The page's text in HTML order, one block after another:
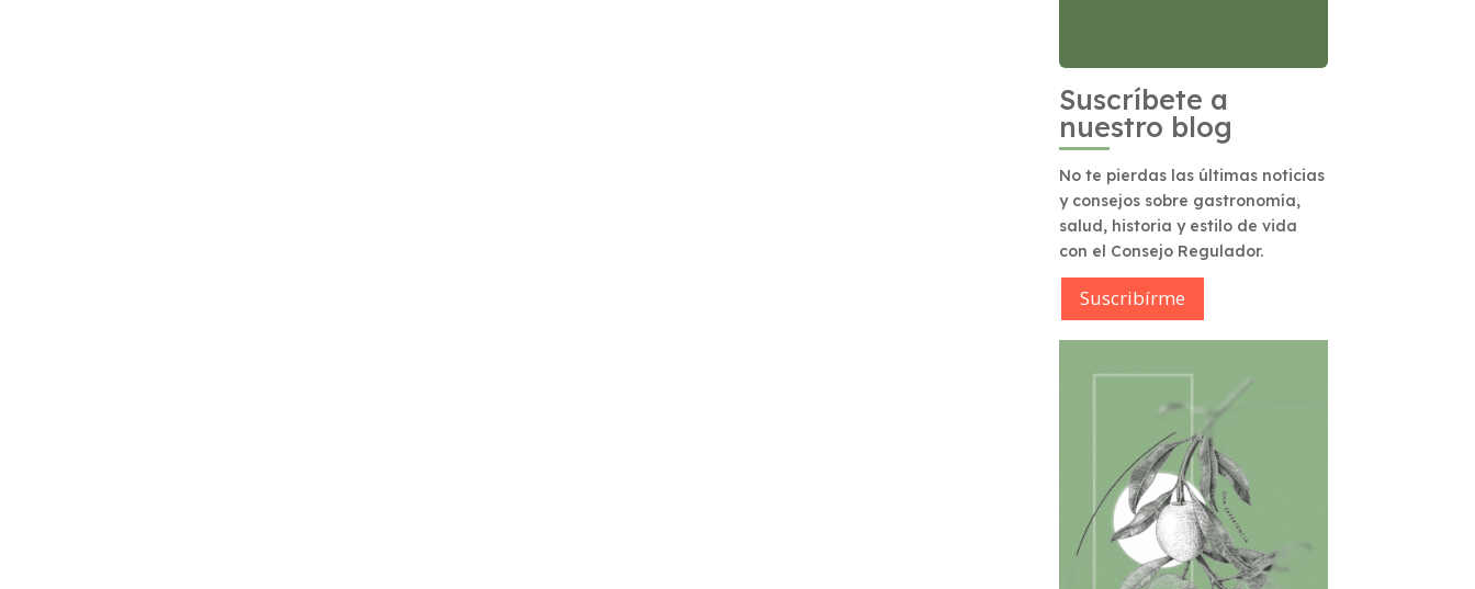
Suscríbete a
nuestro blog
No te pierdas las últimas noticias
y consejos sobre gastronomía,
salud, historia y estilo de vida
con el Consejo Regulador.
Suscribírme